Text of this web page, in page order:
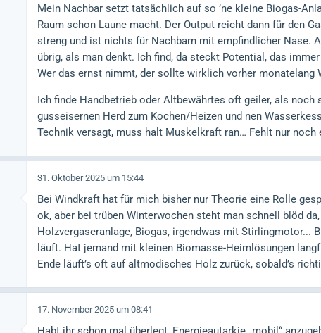
Mein Nachbar setzt tatsächlich auf so ’ne kleine Biogas-
Raum schon Laune macht. Der Output reicht dann für den
streng und ist nichts für Nachbarn mit empfindlicher Nase.
übrig, als man denkt. Ich find, da steckt Potential, das
Wer das ernst nimmt, der sollte wirklich vorher
Ich finde Handbetrieb oder Altbewährtes oft geiler, als
gusseisernen Herd zum Kochen/Heizen und nen
Technik versagt, muss halt Muskelkraft ran… Fehlt nur
31. Oktober 2025 um 15:44
Bei Windkraft hat für mich bisher nur Theorie eine Rolle
ok, aber bei trüben Winterwochen steht man schnell blöd
Holzvergaseranlage, Biogas, irgendwas mit Stirlingmotor...
läuft. Hat jemand mit kleinen Biomasse-Heimlösungen
Ende läuft’s oft auf altmodisches Holz zurück, sobald’s
17. November 2025 um 08:41